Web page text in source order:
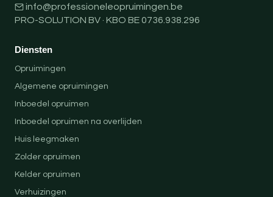
info@professioneleopruimingen.be
PRO-SOLUTION BV · KBO BE 0736.938.296
Diensten
Opruimingen
Algemene opruimingen
Inboedel opruimen
Inboedel opruimen na overlijden
Huis leegmaken
Zolder opruimen
Kelder opruimen
Verhuizingen